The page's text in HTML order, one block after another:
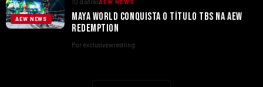
AEW NEWS
AEW NEWS
MAYA WORLD CONQUISTA O TÍTULO TBS NA AEW
REDEMPTION
Por exclusivewrestling